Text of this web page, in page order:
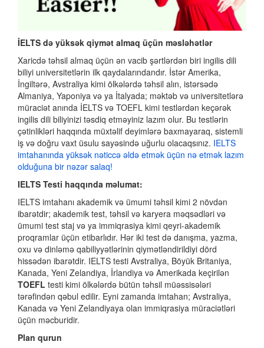
İELTS də yüksək qiymət almaq üçün məsləhətlər
Xaricdə təhsil almaq üçün ən vacib şərtlərdən biri ingilis dili
biliyi universitetlərin ilk qaydalarındandır. İstər Amerika,
İngiltərə, Avstraliya kimi ölkələrdə təhsil alın, istərsədə
Almaniya, Yaponiya və ya İtalyada; məktəb və universitetlərə
müraciət anında İELTS və TOEFL kimi testlərdən keçərək
ingilis dili biliyinizi təsdiq etməyiniz lazım olur. Bu testlərin
çətinlikləri haqqında müxtəlif deyimlərə baxmayaraq, sistemli
iş və doğru vaxt üsulu sayəsində uğurlu olacaqsınız. IELTS
imtahanında yüksək nəticcə əldə etmək üçün nə etmək lazım
olduğuna bir nəzər salaq!
IELTS Testi haqqında məlumat:
IELTS imtahanı akademik və ümumi təhsil kimi 2 növdən
ibarətdir; akademik test, təhsil və karyera məqsədləri və
ümumi test staj və ya immiqrasiya kimi qeyri-akademik
proqramlar üçün etibarlıdır. Hər iki test də danışma, yazma,
oxu və dinləmə qabiliyyətlərinin qiymətləndirildiyi dörd
hissədən ibarətdir. IELTS testi Avstraliya, Böyük Britaniya,
Kanada, Yeni Zelandiya, İrlandiya və Amerikada keçirilən
TOEFL testi kimi ölkələrdə bütün təhsil müəssisələri
tərəfindən qəbul edilir. Eyni zamanda imtahan; Avstraliya,
Kanada və Yeni Zelandiyaya olan immiqrasiya müraciətləri
üçün məcburidir.
Plan qurun